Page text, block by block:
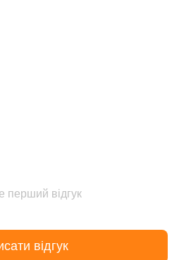
перший відгук
відгук